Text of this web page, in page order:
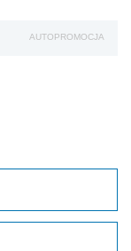
AUTOPROMOCJA